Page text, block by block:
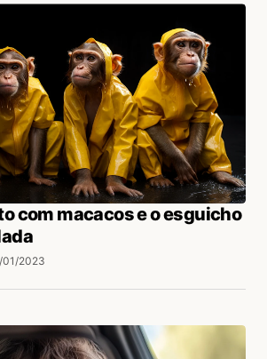
com macacos e o esguicho
2023